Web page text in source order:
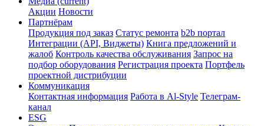
Акции Новости
Партнёрам
Продукция под заказ Статус ремонта b2b портал
Интеграции (API, Виджеты) Книга предложений и
жалоб Контроль качества обслуживания Запрос на
подбор оборудования Регистрация проекта Портфель
проектной дистрибуции
Коммуникация
Контактная информация Работа в Al-Style Телеграм-
канал
ESG